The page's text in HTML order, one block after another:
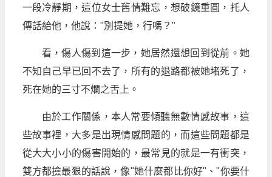
一段冷靜期，這位女士舊情難忘，想破鏡重圓，托人
傳話給他，他說："別提她，行嗎？"
看，傷人傷到這一步，她居然還想回到從前。她
不知自己早已回不去了，所有的退路都被她堵死了，
死在她的三寸不爛之舌上。
由於工作關係，本人常要傾聽無數情感故事，這
些故事裡，大多是出現情感問題的，而這些問題都是
從大大小小的傷害開始的，最常見的就是一有衝突，
雙方都撿最狠的話說，像"她什麼都比你好"、"你要什